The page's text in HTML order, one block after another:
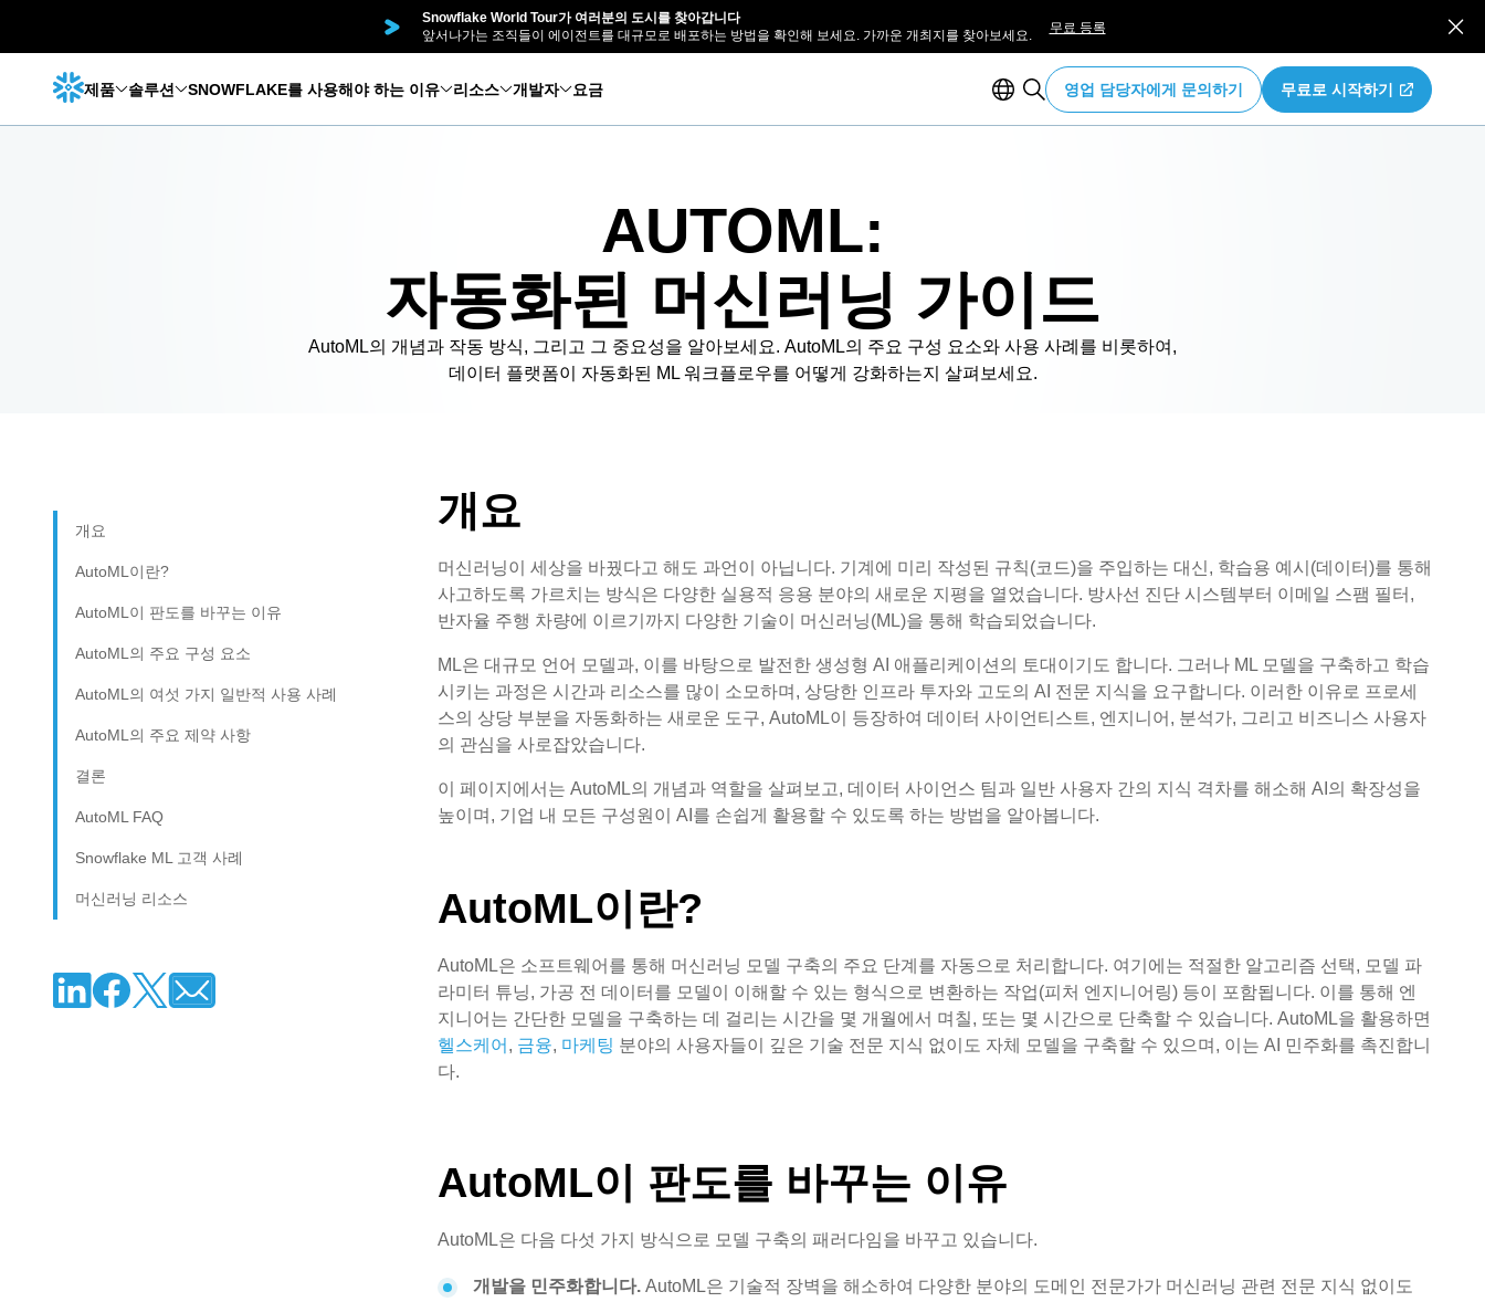
Snowflake World Tour가 여러분의 도시를 찾아갑니다
앞서나가는 조직들이 에이전트를 대규모로 배포하는 방법을 확인해 보세요. 가까운 개최지를 찾아보세요.
무료 등록
제품 솔루션 SNOWFLAKE를 사용해야 하는 이유 리소스 개발자 요금 영업 담당자에게 문의하기 무료로 시작하기
AUTOML:
자동화된 머신러닝 가이드
AutoML의 개념과 작동 방식, 그리고 그 중요성을 알아보세요. AutoML의 주요 구성 요소와 사용 사례를 비롯하여,
데이터 플랫폼이 자동화된 ML 워크플로우를 어떻게 강화하는지 살펴보세요.
개요
AutoML이란?
AutoML이 판도를 바꾸는 이유
AutoML의 주요 구성 요소
AutoML의 여섯 가지 일반적 사용 사례
AutoML의 주요 제약 사항
결론
AutoML FAQ
Snowflake ML 고객 사례
머신러닝 리소스
개요
머신러닝이 세상을 바꿨다고 해도 과언이 아닙니다. 기계에 미리 작성된 규칙(코드)을 주입하는 대신, 학습용 예시(데이터)를 통해
사고하도록 가르치는 방식은 다양한 실용적 응용 분야의 새로운 지평을 열었습니다. 방사선 진단 시스템부터 이메일 스팸 필터,
반자율 주행 차량에 이르기까지 다양한 기술이 머신러닝(ML)을 통해 학습되었습니다.
ML은 대규모 언어 모델과, 이를 바탕으로 발전한 생성형 AI 애플리케이션의 토대이기도 합니다. 그러나 ML 모델을 구축하고 학습
시키는 과정은 시간과 리소스를 많이 소모하며, 상당한 인프라 투자와 고도의 AI 전문 지식을 요구합니다. 이러한 이유로 프로세
스의 상당 부분을 자동화하는 새로운 도구, AutoML이 등장하여 데이터 사이언티스트, 엔지니어, 분석가, 그리고 비즈니스 사용자
의 관심을 사로잡았습니다.
이 페이지에서는 AutoML의 개념과 역할을 살펴보고, 데이터 사이언스 팀과 일반 사용자 간의 지식 격차를 해소해 AI의 확장성을
높이며, 기업 내 모든 구성원이 AI를 손쉽게 활용할 수 있도록 하는 방법을 알아봅니다.
AutoML이란?
AutoML은 소프트웨어를 통해 머신러닝 모델 구축의 주요 단계를 자동으로 처리합니다. 여기에는 적절한 알고리즘 선택, 모델 파
라미터 튜닝, 가공 전 데이터를 모델이 이해할 수 있는 형식으로 변환하는 작업(피처 엔지니어링) 등이 포함됩니다. 이를 통해 엔
지니어는 간단한 모델을 구축하는 데 걸리는 시간을 몇 개월에서 며칠, 또는 몇 시간으로 단축할 수 있습니다. AutoML을 활용하면
헬스케어 , 금융, 마케팅 분야의 사용자들이 깊은 기술 전문 지식 없이도 자체 모델을 구축할 수 있으며, 이는 AI 민주화를 촉진합니
다.
AutoML이 판도를 바꾸는 이유
AutoML은 다음 다섯 가지 방식으로 모델 구축의 패러다임을 바꾸고 있습니다.
개발을 민주화합니다. AutoML은 기술적 장벽을 해소하여 다양한 분야의 도메인 전문가가 머신러닝 관련 전문 지식 없이도